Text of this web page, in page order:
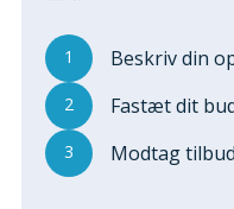
Indendørs
Udendørs
Kan Det Males?
MURER
1 Beskriv din
2 Fastæt dit
3 Modtag